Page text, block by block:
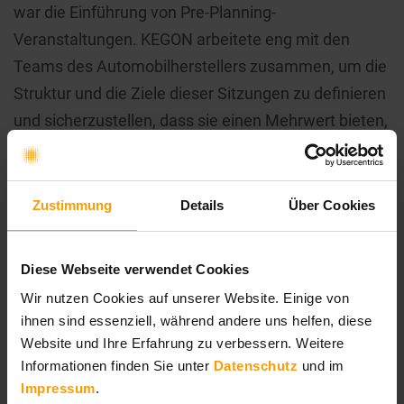
Zustimmung Details Über Cookies
Diese Webseite verwendet Cookies
Wir nutzen Cookies auf unserer Website. Einige von
ihnen sind essenziell, während andere uns helfen, diese
Website und Ihre Erfahrung zu verbessern. Weitere
Informationen finden Sie unter Datenschutz und im
Impressum.
war die Einführung von Pre-Planning-
Veranstaltungen. KEGON arbeitete eng mit den
Teams des Automobilherstellers zusammen, um die
Struktur und die Ziele dieser Sitzungen zu definieren
und sicherzustellen, dass sie einen Mehrwert bieten,
indem sie die Teams auf eine erfolgreiche PI-
Veranstaltungen ermöglichten es den Teams,
Abhängigkeiten effektiv zu managen,
Anhaltendes Wachstum